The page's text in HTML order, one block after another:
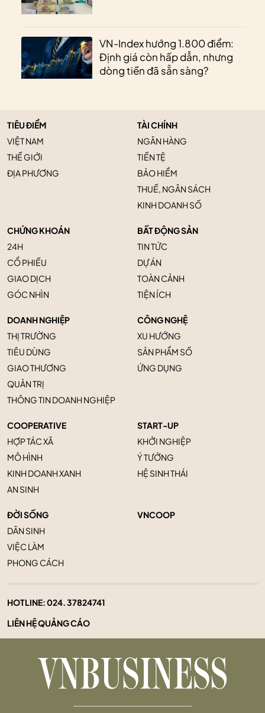
VN-Index hướng 1.800 điểm:
Định giá còn hấp dẫn, nhưng
dòng tiền đã sẵn sàng?
TIÊU ĐIỂM
VIỆT NAM
THẾ GIỚI
ĐỊA PHƯƠNG
TÀI CHÍNH
NGÂN HÀNG
TIỀN TỆ
BẢO HIỂM
THUẾ, NGÂN SÁCH
KINH DOANH SỐ
CHỨNG KHOÁN
24H
CỔ PHIẾU
GIAO DỊCH
GÓC NHÌN
BẤT ĐỘNG SẢN
TIN TỨC
DỰ ÁN
TOÀN CẢNH
TIỆN ÍCH
DOANH NGHIỆP
THỊ TRƯỜNG
TIÊU DÙNG
GIAO THƯƠNG
QUẢN TRỊ
THÔNG TIN DOANH NGHIỆP
CÔNG NGHỆ
XU HƯỚNG
SẢN PHẨM SỐ
ỨNG DỤNG
COOPERATIVE
HỢP TÁC XÃ
MÔ HÌNH
KINH DOANH XANH
AN SINH
START-UP
KHỞI NGHIỆP
Ý TƯỞNG
HỆ SINH THÁI
ĐỜI SỐNG
DÂN SINH
VIỆC LÀM
PHONG CÁCH
VNCOOP
HOTLINE:024. 37824741
LIÊN HỆ QUẢNG CÁO